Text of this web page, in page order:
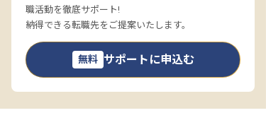
職活動を徹底サポート!
納得できる転職先をご提案いたします。
無料 サポートに申込む